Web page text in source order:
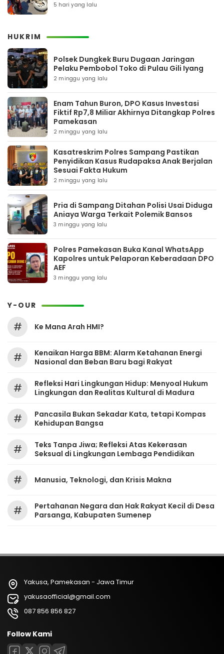
5 hari yang lalu
HUKRIM
Polsek Dungkek Buru Dugaan Jaringan
Pelaku Pembobol Toko di Pulau Gili Iyang
2 minggu yang lalu
Enam Tahun Buron, DPO Kasus Investasi
Fiktif Rp7,8 Miliar Akhirnya Ditangkap Polres
Pamekasan
2 minggu yang lalu
Kasatreskrim Polres Sampang Pastikan
Penyidikan Kasus Rudapaksa Anak Berjalan
Sesuai Fakta Hukum
2 minggu yang lalu
Pria di Sampang Ditahan Polisi Usai Diduga
Aniaya Warga Terkait Polemik Bansos
3 minggu yang lalu
Polres Pamekasan Buka Kanal WhatsApp
Kapolres untuk Pelaporan Keberadaan DPO
AEF
3 minggu yang lalu
Y-OUR
# Ke Mana Arah HMI?
#
Kenaikan Harga BBM: Alarm Ketahanan Energi
Nasional dan Beban Baru bagi Rakyat
#
Refleksi Hari Lingkungan Hidup: Menyoal Hukum
Lingkungan dan Realitas Kultural di Madura
#
Pancasila Bukan Sekadar Kata, tetapi Kompas
Kehidupan Bangsa
#
Teks Tanpa Jiwa; Refleksi Atas Kekerasan
Seksual di Lingkungan Lembaga Pendidikan
# Manusia, Teknologi, dan Krisis Makna
#
Pertahanan Negara dan Hak Rakyat Kecil di Desa
Parsanga, Kabupaten Sumenep
Yakusa, Pamekasan - Jawa Timur
yakusaofficial@gmail.com
087 856 856 827
Follow Kami